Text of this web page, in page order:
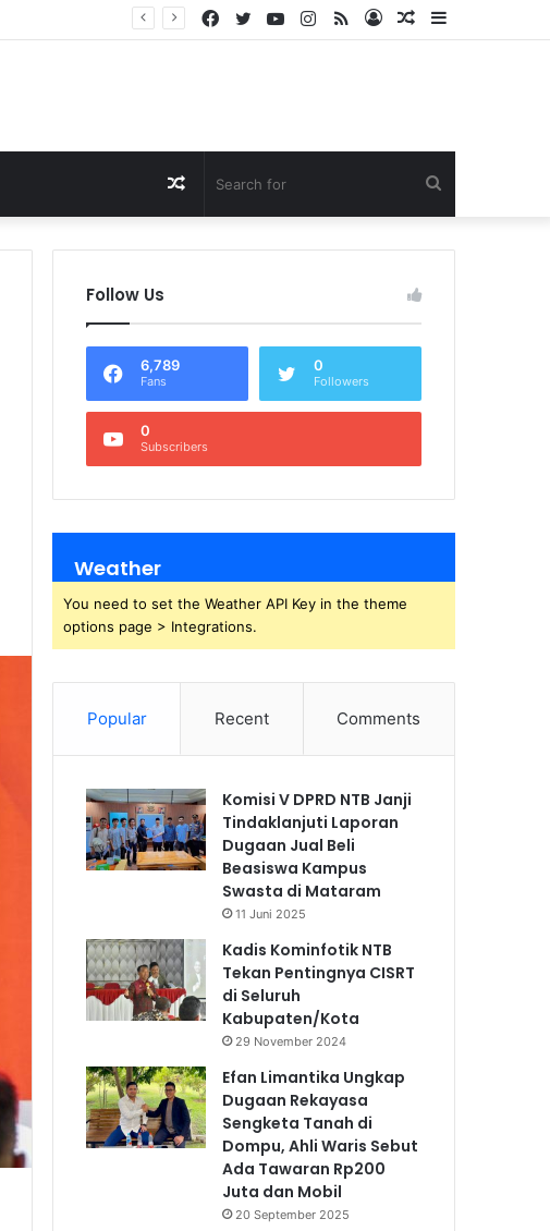
Random
Log
RSS
Instagram
YouTube
Twitter
Facebook
for
Random
Article
Follow Us
6,789
Fans
0
Followers
0
Subscribers
Weather
You need to set the Weather API Key in the theme
options page > Integrations.
Popular Recent Comments
Komisi V DPRD NTB Janji
Tindaklanjuti Laporan
Dugaan Jual Beli
Beasiswa Kampus
Swasta di Mataram
11 Juni 2025
Kadis Kominfotik NTB
Tekan Pentingnya CISRT
di Seluruh
Kabupaten/Kota
29 November 2024
Efan Limantika Ungkap
Dugaan Rekayasa
Sengketa Tanah di
Dompu, Ahli Waris Sebut
Ada Tawaran Rp200
Juta dan Mobil
20 September 2025